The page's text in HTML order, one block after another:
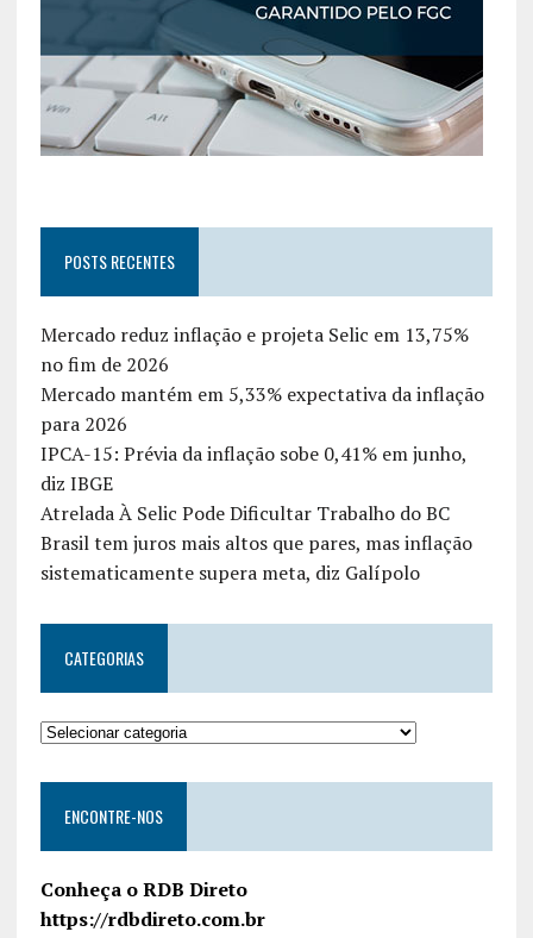
POSTS RECENTES
Mercado reduz inflação e projeta Selic em 13,75%
no fim de 2026
Mercado mantém em 5,33% expectativa da inflação
para 2026
IPCA-15: Prévia da inflação sobe 0,41% em junho,
diz IBGE
Atrelada À Selic Pode Dificultar Trabalho do BC
Brasil tem juros mais altos que pares, mas inflação
sistematicamente supera meta, diz Galípolo
CATEGORIAS
ENCONTRE-NOS
Conheça o RDB Direto
https://rdbdireto.com.br